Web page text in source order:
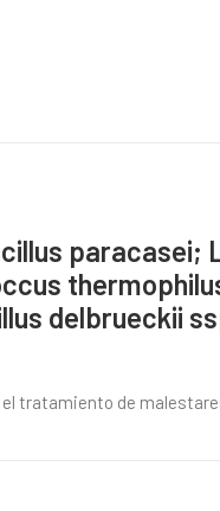
paracasei;
delbrueckii
tratamiento de